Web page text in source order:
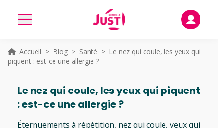
Accueil > Blog> Santé > Le nez qui coule, les yeux qui
piquent : est-ce une allergie ?
Le nez qui coule, les yeux qui piquent
: est-ce une allergie ?
Éternuements à répétition, nez qui coule, yeux qui